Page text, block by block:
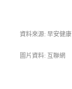
資料來源: 早安健康
圖片資料: 互聯網